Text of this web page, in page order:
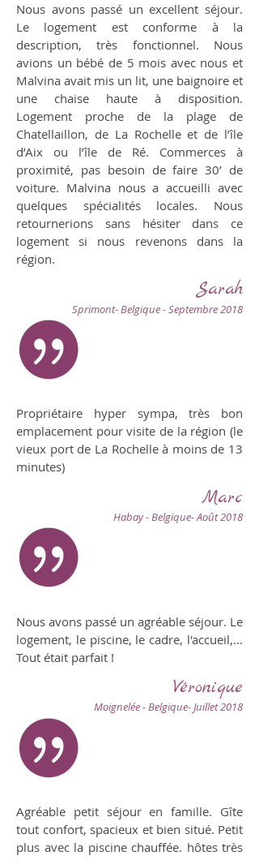
Nous avons passé un excellent séjour.
Le logement est conforme à la
description, très fonctionnel. Nous
avions un bébé de 5 mois avec nous et
Malvina avait mis un lit, une baignoire et
une chaise haute à disposition.
Logement proche de la plage de
Chatellaillon, de La Rochelle et de l’île
d’Aix ou l’île de Ré. Commerces à
proximité, pas besoin de faire 30’ de
voiture. Malvina nous a accueilli avec
quelques spécialités locales. Nous
retournerions sans hésiter dans ce
logement si nous revenons dans la
région.
Sarah
Sprimont- Belgique - Septembre 2018
Propriétaire hyper sympa, très bon
emplacement pour visite de la région (le
vieux port de La Rochelle à moins de 13
minutes)
Marc
Habay - Belgique- Août 2018
Nous avons passé un agréable séjour. Le
logement, le piscine, le cadre, l'accueil,...
Tout était parfait !
Véronique
Moignelée - Belgique- Juillet 2018
Agréable petit séjour en famille. Gîte
tout confort, spacieux et bien situé. Petit
plus avec la piscine chauffée. hôtes très